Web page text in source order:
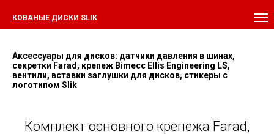
КОВАНЫЕ ДИСКИ SLIK
Аксессуары для дисков: датчики давления в шинах,
секретки Farad, крепеж Bimecc Ellis Engineering LS,
вентили, вставки заглушки для дисков, стикеры с
логотипом Slik
Комплект основного крепежа Farad,